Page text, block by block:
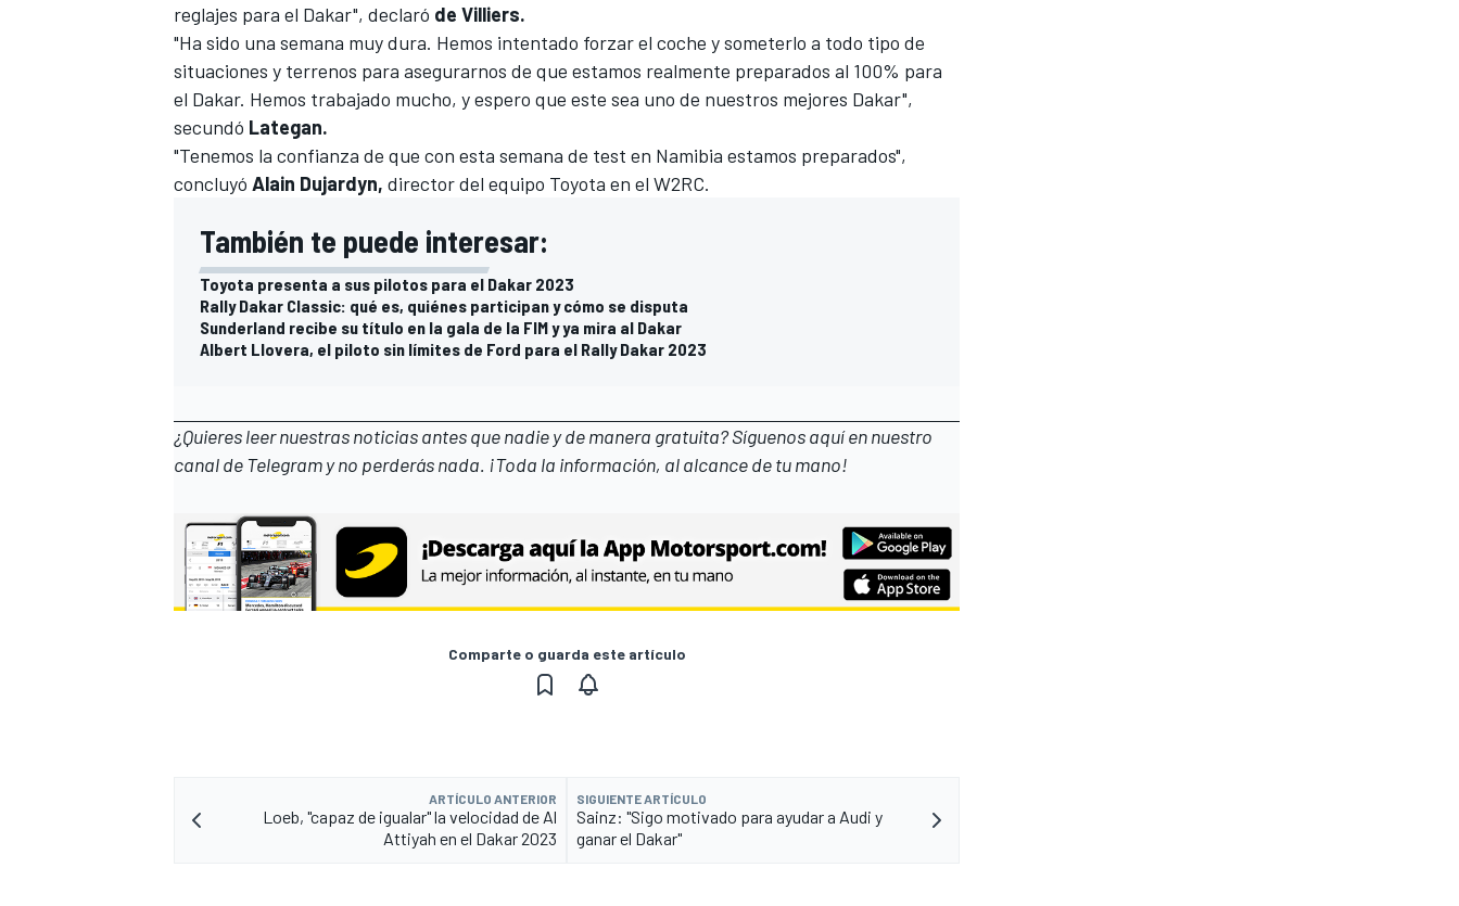
reglajes para el Dakar", declaró de Villiers.
"Ha sido una semana muy dura. Hemos intentado forzar el coche y someterlo a todo tipo de
situaciones y terrenos para asegurarnos de que estamos realmente preparados al 100% para
el Dakar. Hemos trabajado mucho, y espero que este sea uno de nuestros mejores Dakar",
secundó Lategan.
"Tenemos la confianza de que con esta semana de test en Namibia estamos preparados",
concluyó Alain Dujardyn, director del equipo Toyota en el W2RC.
También te puede interesar:
Toyota presenta a sus pilotos para el Dakar 2023
Rally Dakar Classic: qué es, quiénes participan y cómo se disputa
Sunderland recibe su título en la gala de la FIM y ya mira al Dakar
Albert Llovera, el piloto sin límites de Ford para el Rally Dakar 2023
¿Quieres leer nuestras noticias antes que nadie y de manera gratuita? Síguenosaquí en nuestro
canal de Telegramy no perderás nada. ¡Toda la información, al alcance de tu mano!
Comparte o guarda este artículo
ARTÍCULO ANTERIOR
Loeb, "capaz de igualar" la velocidad de Al
Attiyah en el Dakar 2023
SIGUIENTE ARTÍCULO
Sainz: "Sigo motivado para ayudar a Audi y
ganar el Dakar"